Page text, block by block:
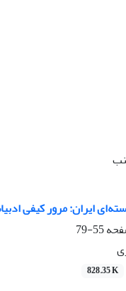
ایران: مرور کیفی
55-79
828.35 K